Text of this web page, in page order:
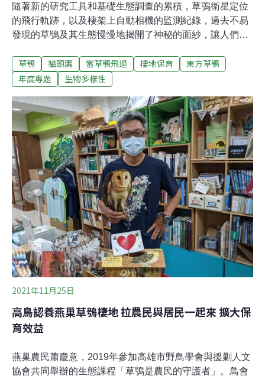
隨著新的研究工具和基礎生態調查的累積，草鴞衛星定位
的飛行軌跡，以及棲架上自動相機的監測紀錄，過去不易
發現的草鴞及其生態慢慢地揭開了神秘的面紗，讓人們更
偏好的棲地樣態。今年5月林務局舉辦瀕危野生動物保育
行動研討會時，特有生物研究保育中心棲地生態組組長林
原或丘陵的農耕及草生地，都有草鴞現身或巢位紀錄。
「台南市新化區、山上區，以及高雄市旗山區、燕巢區等
月世界淺山地形，以及台南市沙崙農場與曾文溪、高屏地
區溪流等為已知分布熱點。」林瑞興認為，重要棲地的妥
善經營管理，是草鴞族群存續的關鍵因素之一。草鴞棲地
分布圖資 同時供開發單位及保育單位參照從各項調查資料
中進一步分析草鴞偏好的棲地，其主要利用型態為草生
地，夜間則經常停留在農耕地或短草地覓食、休息。此
外，嘉義大學生物資源系助理教授蔡若詩的研究發現，休
耕
草鴞 貓頭鷹 當草鴞飛過 棲地保育
東方草鴞
年度專題
生物多樣性
2021年11月25日
高鳥認養燕巢草鴞棲地 拉農民與居民一起來 擴大保
育效益
燕巢農民蕭慶意，2019年參加高雄市野鳥學會與援剿人文
協會共同舉辦的生態課程「草鴞是農民的守護者」。鳥會